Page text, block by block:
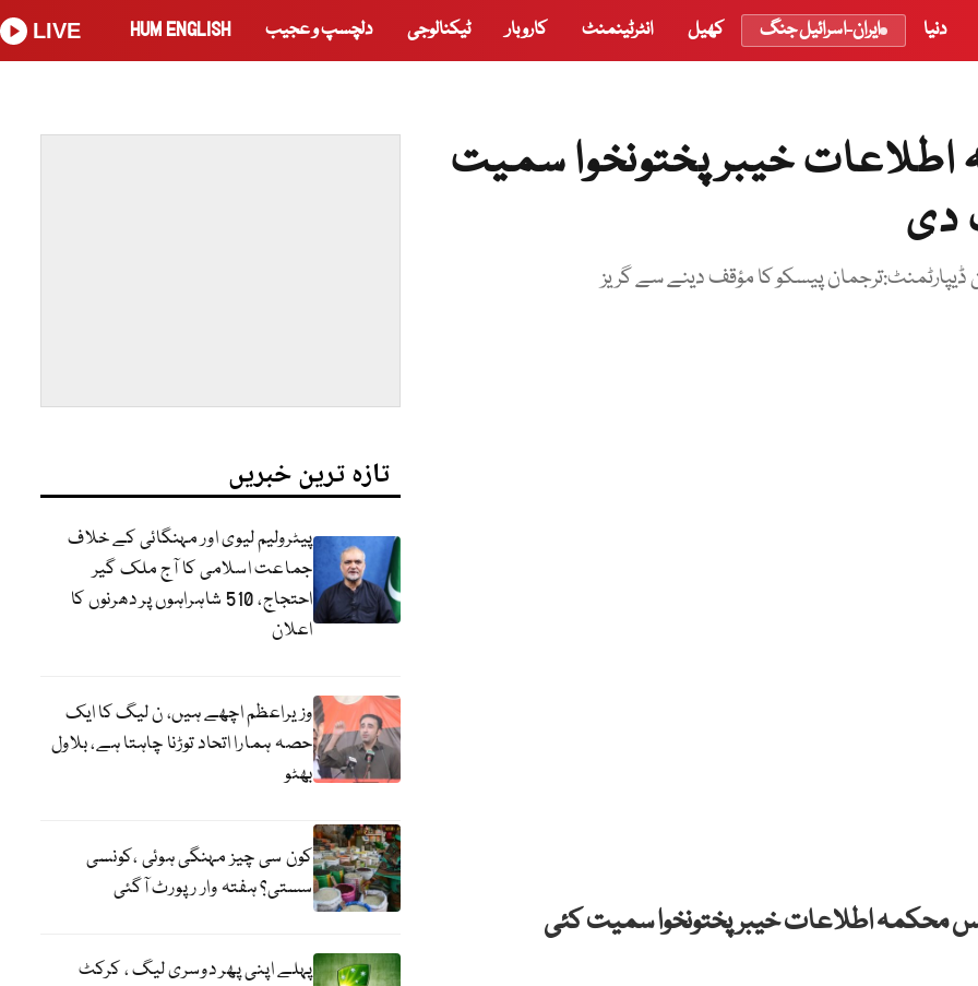
دنیا ایران-اسرائیل جنگ کھیل انٹرٹینمنٹ کاروبار ٹیکنالوجی دلچسپ و عجیب HUM ENGLISH
LIVE
خیبرپختونخوا سمیت
دی
محکمہ اطلاعات خیبرپختونخوا سمیت کئی
تازہ ترین خبریں
پیٹرولیم لیوی اور مہنگائی کے خلاف
جماعت اسلامی کا آج ملک گیر
احتجاج، 510 شاہراہوں پر دھرنوں کا
اعلان
وزیراعظم اچھے ہیں، ن لیگ کا ایک
حصہ ہمارا اتحاد توڑنا چاہتا ہے، بلاول
بھٹو
کون سی چیز مہنگی ہوئی ،کونسی
سستی؟ ہفتہ وار رپورٹ آگئی
پہلے اپنی پھر دوسری لیگ ، کرکٹ